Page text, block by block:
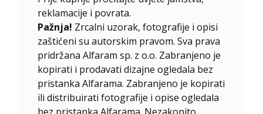
reklamacije i povrata.
Pažnja! Zrcalni uzorak, fotografije i opisi
zaštićeni su autorskim pravom. Sva prava
pridržana Alfaram sp. z o.o. Zabranjeno je
kopirati i prodavati dizajne ogledala bez
pristanka Alfarama. Zabranjeno je kopirati
ili distribuirati fotografije i opise ogledala